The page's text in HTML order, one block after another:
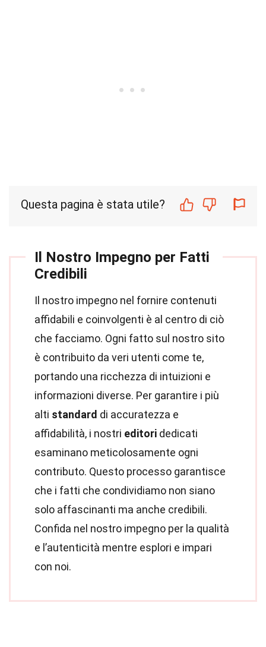
Questa pagina è stata utile?
Il Nostro Impegno per Fatti
Credibili
Il nostro impegno nel fornire contenuti
affidabili e coinvolgenti è al centro di ciò
che facciamo. Ogni fatto sul nostro sito
è contribuito da veri utenti come te,
portando una ricchezza di intuizioni e
informazioni diverse. Per garantire i più
alti standard di accuratezza e
affidabilità, i nostri editori dedicati
esaminano meticolosamente ogni
contributo. Questo processo garantisce
che i fatti che condividiamo non siano
solo affascinanti ma anche credibili.
Confida nel nostro impegno per la qualità
e l’autenticità mentre esplori e impari
con noi.